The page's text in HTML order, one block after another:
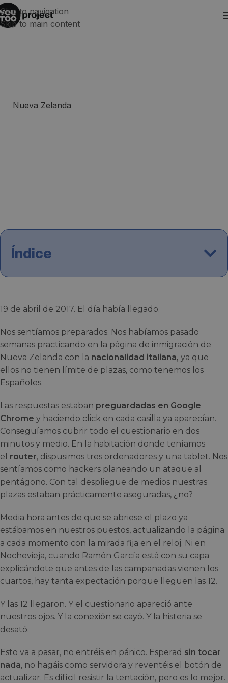
Skip to navigation
Skip to main content
Nueva Zelanda
Índice
19 de abril de 2017. El día había llegado.
Nos sentíamos preparados. Nos habíamos pasado
semanas practicando en la página de inmigración de
Nueva Zelanda con la nacionalidad italiana, ya que
ellos no tienen límite de plazas, como tenemos los
Españoles.
Las respuestas estaban preguardadas en Google
Chrome y haciendo click en cada casilla ya aparecían.
Conseguíamos cubrir todo el cuestionario en dos
minutos y medio. En la habitación donde teníamos
el router, dispusimos tres ordenadores y una tablet. Nos
sentíamos como hackers planeando un ataque al
pentágono. Con tal despliegue de medios nuestras
plazas estaban prácticamente aseguradas, ¿no?
Media hora antes de que se abriese el plazo ya
estábamos en nuestros puestos, actualizando la página
a cada momento con la mirada fija en el reloj. Ni en
Nochevieja, cuando Ramón García está con su capa
explicándote que antes de las campanadas vienen los
cuartos, hay tanta expectación porque lleguen las 12.
Y las 12 llegaron. Y el cuestionario apareció ante
nuestros ojos. Y la conexión se cayó. Y la histeria se
desató.
Esto va a pasar, no entréis en pánico. Esperad sin tocar
nada, no hagáis como servidora y reventéis el botón de
actualizar. Es difícil resistir la tentación, pero es lo mejor.